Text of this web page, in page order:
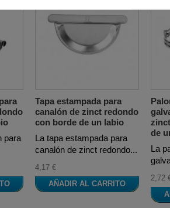
para
Tapa estampada para
canalón de zinct redondo
con borde de un labio
La tapa estampada para
canalón de zinct redondo...
4,17 €
AÑADIR AL CARRITO
de
La
2,72